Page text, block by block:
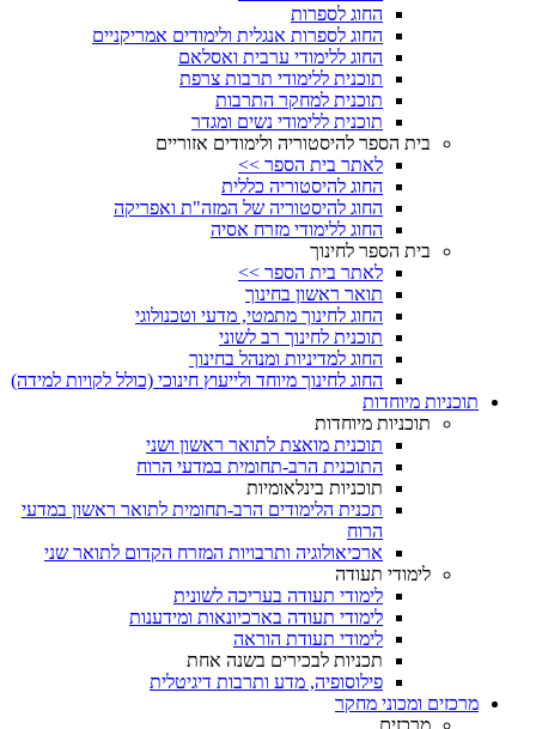
החוג לספרות
החוג לספרות אנגלית ולימודים אמריקניים
החוג ללימודי ערבית ואסלאם
תוכנית ללימודי תרבות צרפת
תוכנית למחקר התרבות
תוכנית ללימודי נשים ומגדר
בית הספר להיסטוריה ולימודים אזוריים
לאתר בית הספר >>
החוג להיסטוריה כללית
החוג להיסטוריה של המזה"ת ואפריקה
החוג ללימודי מזרח אסיה
בית הספר לחינוך
לאתר בית הספר >>
תואר ראשון בחינוך
החוג לחינוך מתמטי, מדעי וטכנולוגי
תוכנית לחינוך רב לשוני
החוג למדיניות ומנהל בחינוך
החוג לחינוך מיוחד ולייעוץ חינוכי (כולל לקויות למידה)
תוכניות מיוחדות
תוכניות מיוחדות
תוכנית מואצת לתואר ראשון ושני
התוכנית הרב-תחומית במדעי הרוח
תוכניות בינלאומיות
תכנית הלימודים הרב-תחומית לתואר ראשון במדעי
הרוח
ארכיאולוגיה ותרבויות המזרח הקדום לתואר שני
לימודי תעודה
לימודי תעודה בעריכה לשונית
לימודי תעודה בארכיונאות ומידענות
לימודי תעודת הוראה
תכניות לבכירים בשנה אחת
פילוסופיה, מדע ותרבות דיגיטלית
מרכזים ומכוני מחקר
מרכזים